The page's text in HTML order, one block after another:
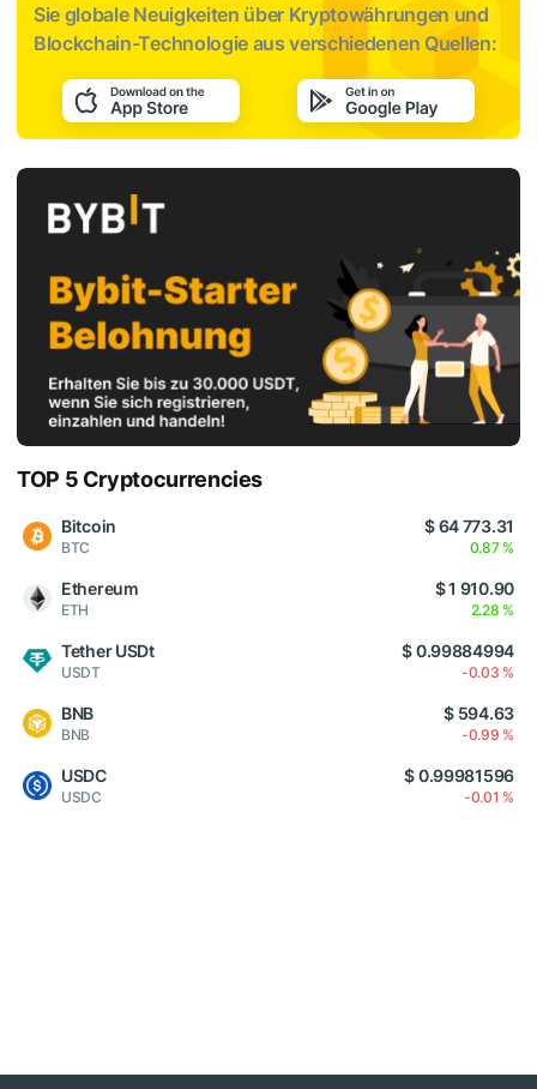
Sie globale Neuigkeiten über Kryptowährungen und
Blockchain-Technologie aus verschiedenen Quellen:
TOP 5 Cryptocurrencies
Bitcoin
BTC
$ 64 773.31
0.87 %
Ethereum
ETH
$ 1 910.90
2.28 %
Tether USDt
USDT
$ 0.99884994
-0.03 %
BNB
BNB
$ 594.63
-0.99 %
USDC
USDC
$ 0.99981596
-0.01 %